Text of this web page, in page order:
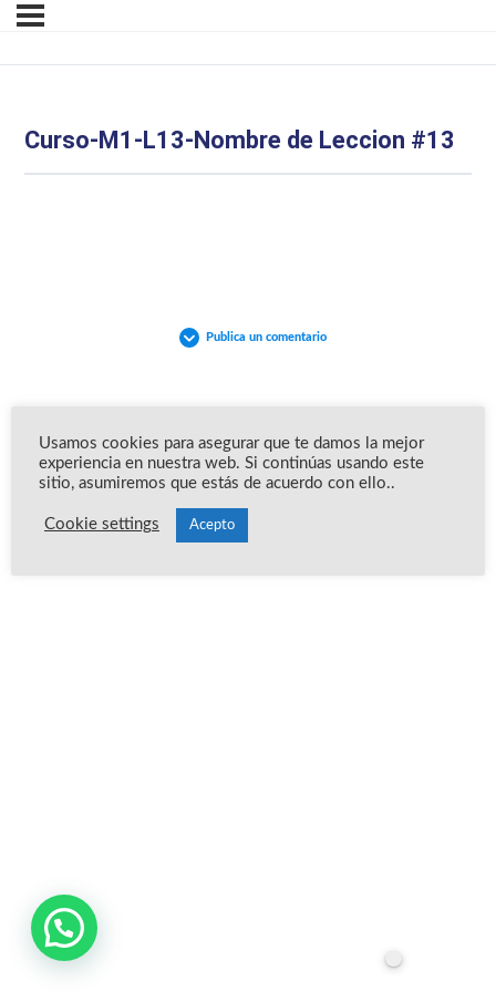
Curso-M1-L13-Nombre de Leccion #13
Publica un comentario
Usamos cookies para asegurar que te damos la mejor
experiencia en nuestra web. Si continúas usando este
sitio, asumiremos que estás de acuerdo con ello..
Cookie settings Acepto